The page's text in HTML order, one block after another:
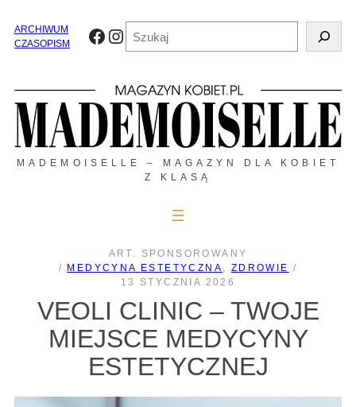
treściARCHIWUM
CZASOPISM
Facebook
Instagram
MADEMOISELLE – MAGAZYN DLA KOBIET
Z KLASĄ
ART. SPONSOROWANY
/
MEDYCYNA ESTETYCZNA , ZDROWIE /
13 STYCZNIA 2026
VEOLI CLINIC – TWOJE
MIEJSCE MEDYCYNY
ESTETYCZNEJ